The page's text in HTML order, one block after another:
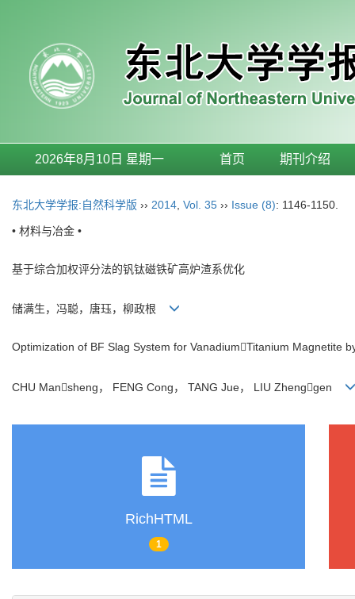
2026年8月10日 星期一 首页 期刊介绍
东北大学学报:自然科学版 ›› 2014 Vol. 35 ›› Issue (8): 1146-1150.
• 材料与冶金 •
基于综合加权评分法的钒钛磁铁矿高炉渣系优化
储满生，冯聪，唐珏，柳政根
Optimization of BF Slag System for VanadiumTitanium Magnetite
CHU Mansheng， FENG Cong， TANG Jue， LIU Zhenggen
RichHTML
1